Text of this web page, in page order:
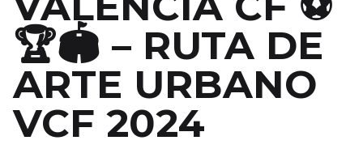
🏆🏟️ – RUTA DE
ARTE URBANO
VCF 2024